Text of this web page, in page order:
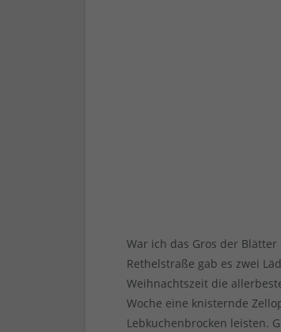
War ich das Gros der
Rethelstraße gab es zwei
Weihnachtszeit die
Woche eine knisternde
Lebkuchenbrocken leisten.